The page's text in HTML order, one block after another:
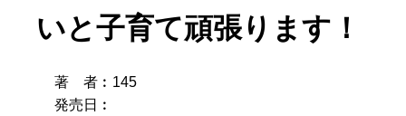
いと子育て頑張ります！
著 者︰145
発売日︰